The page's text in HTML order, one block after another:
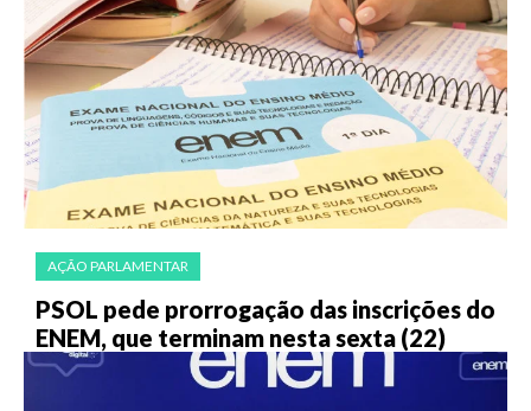
AÇÃO PARLAMENTAR
PSOL pede prorrogação das inscrições do
ENEM, que terminam nesta sexta (22)